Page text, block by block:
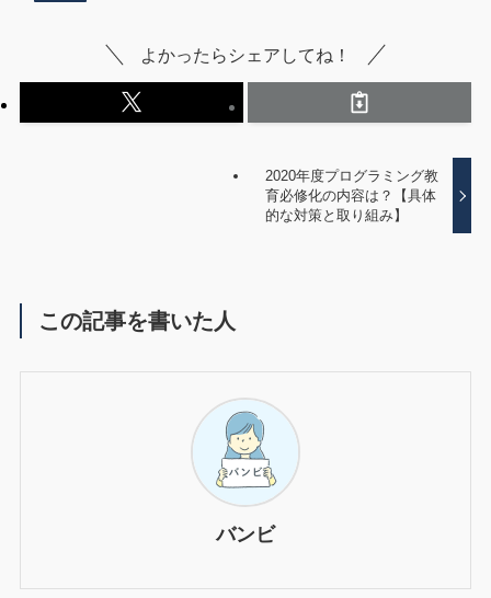
よかったらシェアしてね！
2020年度プログラミング教
育必修化の内容は？【具体
的な対策と取り組み】
この記事を書いた人
バンビ